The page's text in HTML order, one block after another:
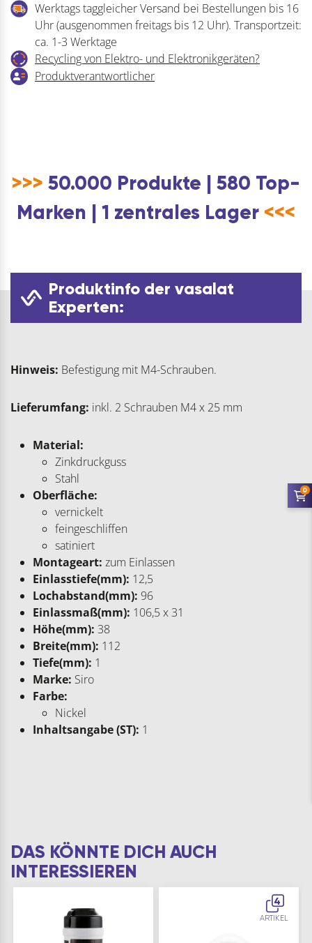
Werktags taggleicher Versand bei Bestellungen bis 16
Uhr (ausgenommen freitags bis 12 Uhr). Transportzeit:
ca. 1-3 Werktage
Recycling von Elektro- und Elektronikgeräten?
Produktverantwortlicher
>>> 50.000 Produkte | 580 Top-
Marken | 1 zentrales Lager <<<
Produktinfo der vasalat
Experten:
Hinweis: Befestigung mit M4-Schrauben.
Lieferumfang: inkl. 2 Schrauben M4 x 25 mm
Material:
Zinkdruckguss
Stahl
Oberfläche:
vernickelt
feingeschliffen
satiniert
Montageart: zum Einlassen
Einlasstiefe(mm): 12,5
Lochabstand(mm): 96
Einlassmaß(mm): 106,5 x 31
Höhe(mm): 38
Breite(mm): 112
Tiefe(mm): 1
Marke: Siro
Farbe:
Nickel
Inhaltsangabe (ST): 1
DAS KÖNNTE DICH AUCH
INTERESSIEREN
4
ARTIKEL
0